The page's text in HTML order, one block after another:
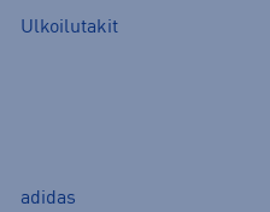
Ulkoilutakit
adidas